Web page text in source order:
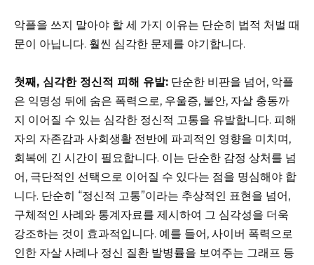
악플을 쓰지 말아야 할 세 가지 이유는 단순히 법적 처벌 때
문이 아닙니다. 훨씬 심각한 문제를 야기합니다.
첫째, 심각한 정신적 피해 유발: 단순한 비판을 넘어, 악플
은 익명성 뒤에 숨은 폭력으로, 우울증, 불안, 자살 충동까
지 이어질 수 있는 심각한 정신적 고통을 유발합니다. 피해
자의 자존감과 사회생활 전반에 파괴적인 영향을 미치며,
회복에 긴 시간이 필요합니다. 이는 단순한 감정 상처를 넘
어, 극단적인 선택으로 이어질 수 있다는 점을 명심해야 합
니다. 단순히 “정신적 고통”이라는 추상적인 표현을 넘어,
구체적인 사례와 통계자료를 제시하여 그 심각성을 더욱
강조하는 것이 효과적입니다. 예를 들어, 사이버 폭력으로
인한 자살 사례나 정신 질환 발병률을 보여주는 그래프 등